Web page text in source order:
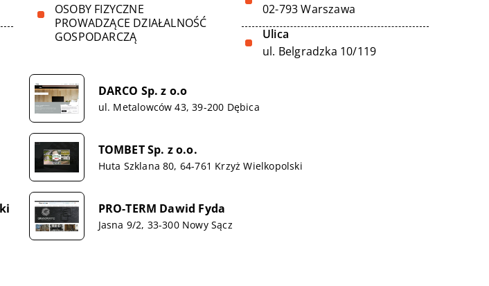
OSOBY FIZYCZNE
PROWADZĄCE DZIAŁALNOŚĆ
GOSPODARCZĄ
02-793 Warszawa
Ulica
ul. Belgradzka 10/119
DARCO Sp. z o.o
ul. Metalowców 43, 39-200 Dębica
TOMBET Sp. z o.o.
Huta Szklana 80, 64-761 Krzyż Wielkopolski
PRO-TERM Dawid Fyda
Jasna 9/2, 33-300 Nowy Sącz